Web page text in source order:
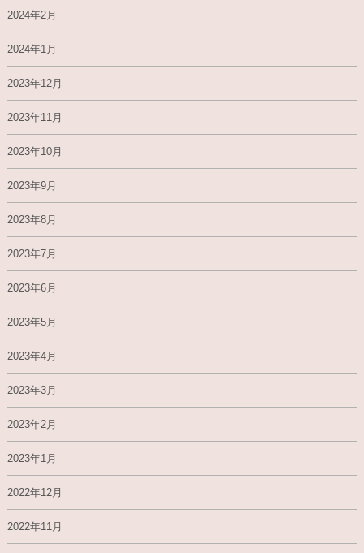
2024年2月
2024年1月
2023年12月
2023年11月
2023年10月
2023年9月
2023年8月
2023年7月
2023年6月
2023年5月
2023年4月
2023年3月
2023年2月
2023年1月
2022年12月
2022年11月